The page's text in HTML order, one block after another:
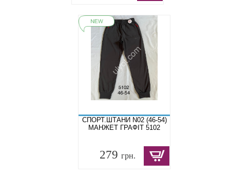
СПОРТ.ШТАНИ N02 (46-54)
МАНЖЕТ ГРАФІТ 5102
279 грн.